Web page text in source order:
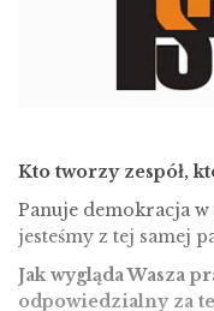
Kto tworzy zespół,
Panuje demokracja w
jesteśmy z tej samej
Jak wygląda Wasza
odpowiedzialny za